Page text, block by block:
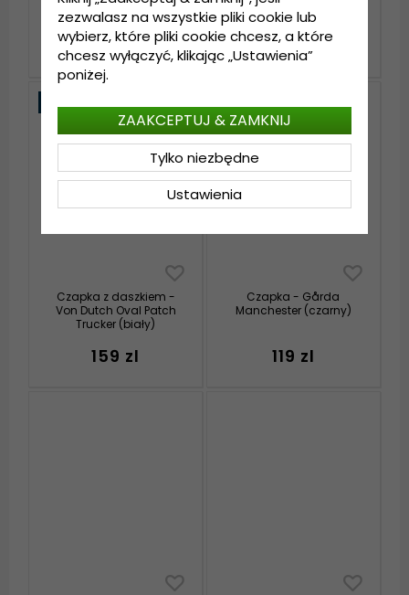
(zielony)
139 zl
Kings 9FORTY M-Crown
(czarny)
149 zl179 zl
Czapka z daszkiem -
Von Dutch Oval Patch
Trucker (biały)
159 zl
Czapka - Gårda
Manchester (czarny)
119 zl
zezwalasz na wszystkie pliki cookie lub
wybierz, które pliki cookie chcesz, a które
chcesz wyłączyć, klikając „Ustawienia”
poniżej.
Ustawienia
Tylko niezbędne
ZAAKCEPTUJ & ZAMKNIJ